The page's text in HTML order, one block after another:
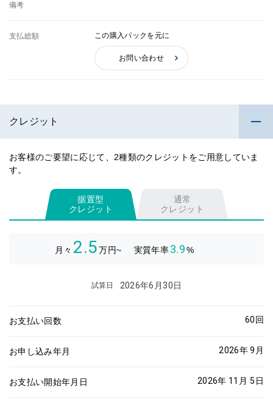
備考
支払総額 この購入パックを元に
お問い合わせ
クレジット
お客様のご要望に応じて、2種類のクレジットをご用意していま
す。
据置型
クレジット
通常
クレジット
月々 2.5 万円~ 実質年率3.9%
試算日 2026年6月30日
お支払い回数 60回
お申し込み年月 2026年 9月
お支払い開始年月日 2026年 11月 5 日